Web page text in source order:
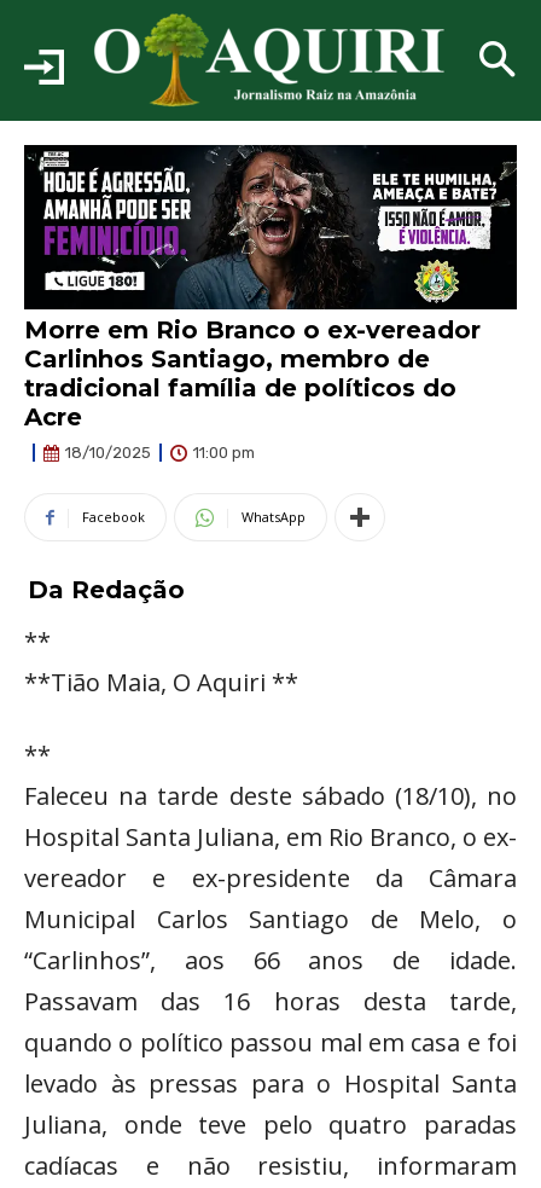
Morre em Rio Branco o ex-vereador
Carlinhos Santiago, membro de
tradicional família de políticos do
Acre
18/10/2025 11:00 pm
Facebook WhatsApp
Da Redação
**
**Tião Maia, O Aquiri **
**
Faleceu na tarde deste sábado (18/10), no
Hospital Santa Juliana, em Rio Branco, o ex-
vereador e ex-presidente da Câmara
Municipal Carlos Santiago de Melo, o
“Carlinhos”, aos 66 anos de idade.
Passavam das 16 horas desta tarde,
quando o político passou mal em casa e foi
levado às pressas para o Hospital Santa
Juliana, onde teve pelo quatro paradas
cadíacas e não resistiu, informaram